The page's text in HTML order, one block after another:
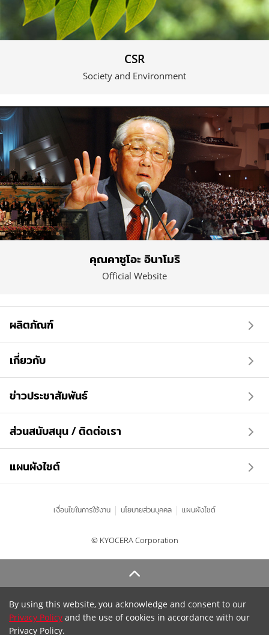
CSR
Society and Environment
คุณคาซูโอะ อินาโมริ
Official Website
ผลิตภัณฑ์
เกี่ยวกับ
ข่าวประชาสัมพันธ์
ส่วนสนับสนุน / ติดต่อเรา
แผนผังไซต์
เงื่อนไขในการใช้งาน นโยบายส่วนบุคคล แผนผังไซต์
© KYOCERA Corporation
By using this website, you acknowledge and consent to our
Privacy Policy and the use of cookies in accordance with our
Privacy Policy.